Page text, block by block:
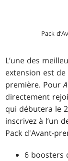
Pack
L’une des
extension est
première. Pour
directement
qui débutera le
inscrivez à l’un
Pack d'Avant-
6 boosters